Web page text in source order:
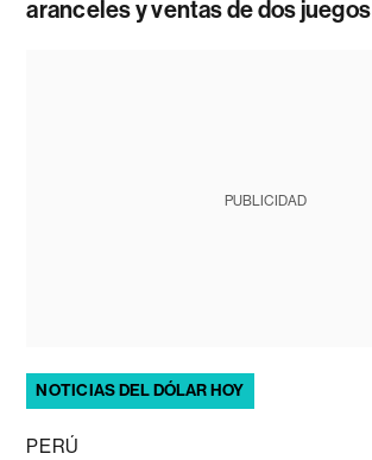
aranceles y ventas de dos juegos
PUBLICIDAD
NOTICIAS DEL DÓLAR HOY
PERÚ